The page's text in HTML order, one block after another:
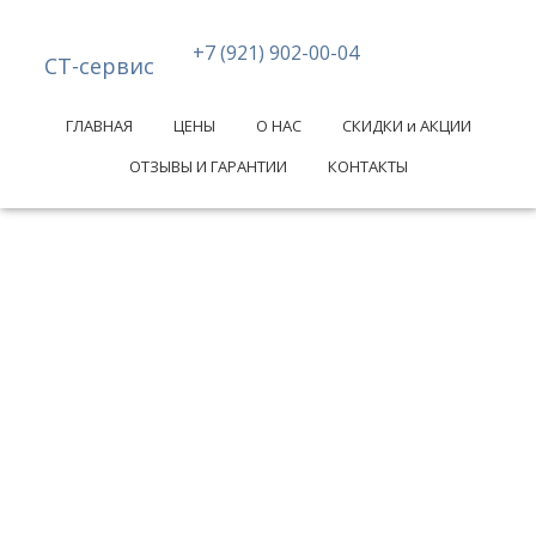
СТ-сервис +7 (921) 902-00-04
ГЛАВНАЯ ЦЕНЫ О НАС
СКИДКИ и АКЦИИ
ОТЗЫВЫ И ГАРАНТИИ
КОНТАКТЫ